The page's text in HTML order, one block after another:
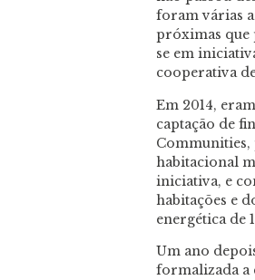
foram várias
próximas
se em
cooperativa
Em 2014,
captação de
Communities,
habitacional
iniciativa, e
habitações e
energética de
Um ano
formalizada a